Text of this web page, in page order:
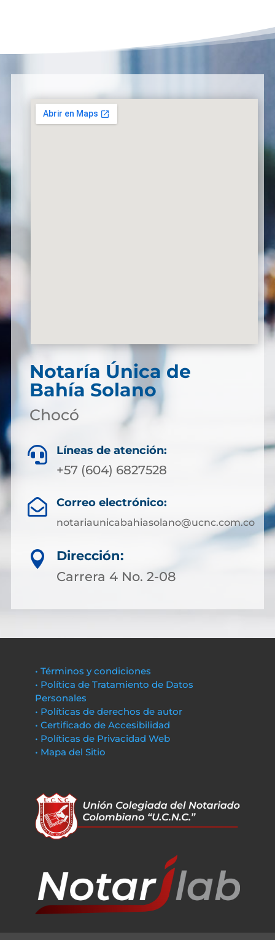
Notaría Única de
Bahía Solano
Chocó
 Líneas de atención:
+57 (604) 6827528
 Correo electrónico:
notariaunicabahiasolano@ucnc.com.co

Dirección:
Carrera 4 No. 2-08
• Términos y condiciones
• Política de Tratamiento de Datos
Personales
• Políticas de derechos de autor
• Certificado de Accesibilidad
• Políticas de Privacidad Web
• Mapa del Sitio